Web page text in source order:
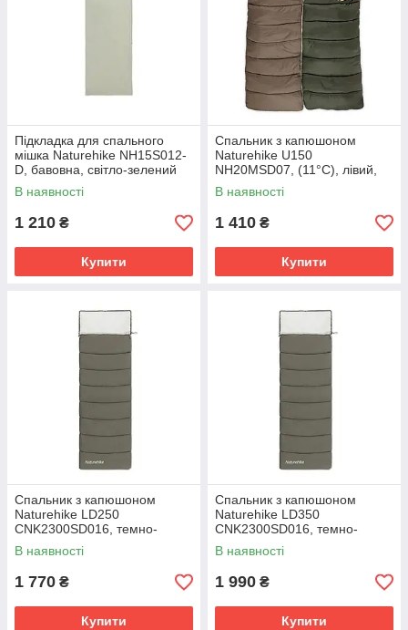
Підкладка для спального
мішка Naturehike NH15S012-
D, бавовна, світло-зелений
В наявності
1 210 ₴
Купити
Спальник з капюшоном
Naturehike U150
NH20MSD07, (11°C), лівий,
коричневий
В наявності
1 410 ₴
Купити
Спальник з капюшоном
Naturehike LD250
CNK2300SD016, темно-
зелений
В наявності
1 770 ₴
Купити
Спальник з капюшоном
Naturehike LD350
CNK2300SD016, темно-
зелений
В наявності
1 990 ₴
Купити